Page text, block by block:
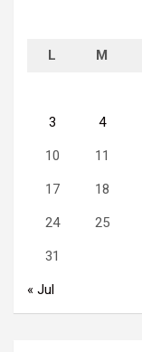
L M
3 4
10 11
17 18
24 25
31
« Jul